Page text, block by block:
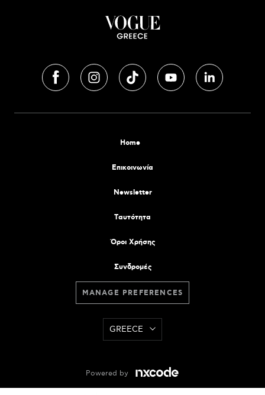
Home
Επικοινωνία
Newsletter
Tαυτότητα
Όροι Χρήσης
Συνδρομές
MANAGE PREFERENCES
GREECE
Powered by